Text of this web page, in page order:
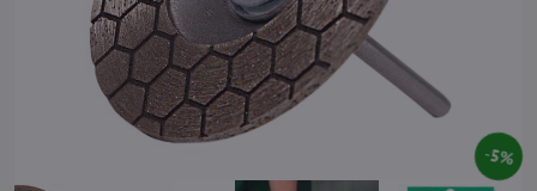
5%